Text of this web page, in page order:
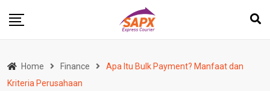
Home Finance
Apa Itu Bulk Payment? Manfaat dan
Kriteria Perusahaan